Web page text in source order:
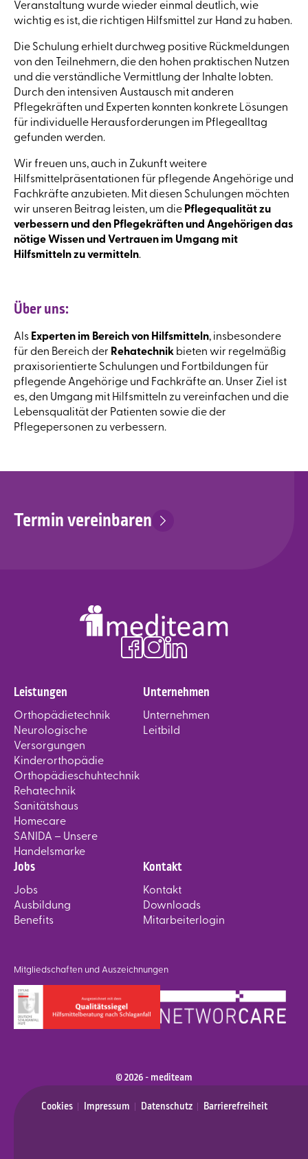
Veranstaltung wurde wieder einmal deutlich, wie
wichtig es ist, die richtigen Hilfsmittel zur Hand zu haben.
Die Schulung erhielt durchweg positive Rückmeldungen
von den Teilnehmern, die den hohen praktischen Nutzen
und die verständliche Vermittlung der Inhalte lobten.
Durch den intensiven Austausch mit anderen
Pflegekräften und Experten konnten konkrete Lösungen
für individuelle Herausforderungen im Pflegealltag
gefunden werden.
Wir freuen uns, auch in Zukunft weitere
Hilfsmittelpräsentationen für pflegende Angehörige und
Fachkräfte anzubieten. Mit diesen Schulungen möchten
wir unseren Beitrag leisten, um die Pflegequalität zu
verbessern und den Pflegekräften und Angehörigen das
nötige Wissen und Vertrauen im Umgang mit
Hilfsmitteln zu vermitteln.
Über uns:
Als Experten im Bereich von Hilfsmitteln, insbesondere
für den Bereich der Rehatechnik bieten wir regelmäßig
praxisorientierte Schulungen und Fortbildungen für
pflegende Angehörige und Fachkräfte an. Unser Ziel ist
es, den Umgang mit Hilfsmitteln zu vereinfachen und die
Lebensqualität der Patienten sowie die der
Pflegepersonen zu verbessern.
Termin vereinbaren
Leistungen
Orthopädietechnik
Neurologische
Versorgungen
Kinderorthopädie
Orthopädieschuhtechnik
Rehatechnik
Sanitätshaus
Homecare
SANIDA – Unsere
Handelsmarke
Unternehmen
Unternehmen
Leitbild
Jobs
Jobs
Ausbildung
Benefits
Kontakt
Kontakt
Downloads
Mitarbeiterlogin
Mitgliedschaften und Auszeichnungen
© 2026 - mediteam
Cookies
Impressum Datenschutz Barrierefreiheit